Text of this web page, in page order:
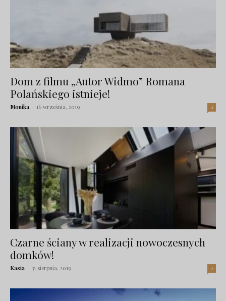
Dom z filmu „Autor Widmo” Romana
Polańskiego istnieje!
Monika - 16 września, 2019 2
Czarne ściany w realizacji nowoczesnych
domków!
Kasia - 31 sierpnia, 2019 2